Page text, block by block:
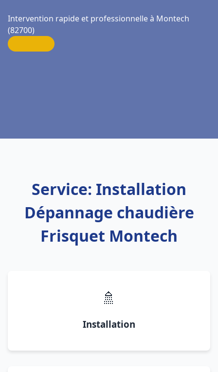
Intervention rapide et professionnelle à Montech
(82700)
Service: Installation
Dépannage chaudière
Frisquet Montech
🚿
Installation